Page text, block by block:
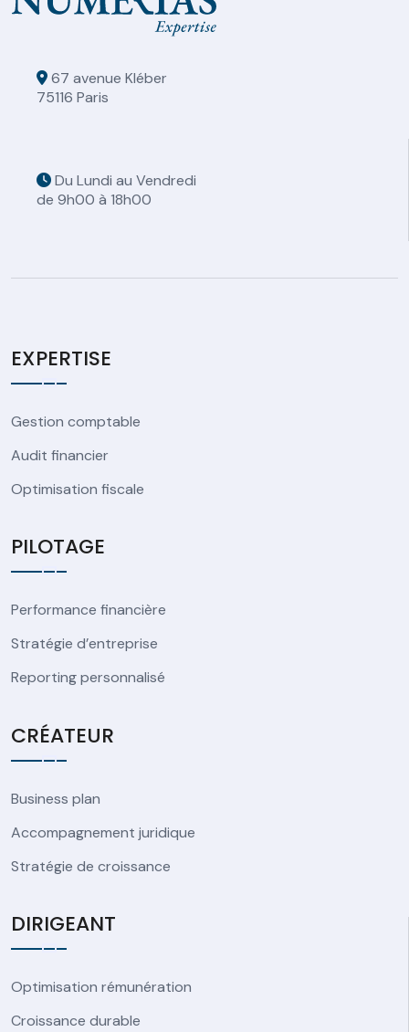
67 avenue Kléber
75116 Paris
Du Lundi au Vendredi
de 9h00 à 18h00
EXPERTISE
Gestion comptable
Audit financier
Optimisation fiscale
PILOTAGE
Performance financière
Stratégie d’entreprise
Reporting personnalisé
CRÉATEUR
Business plan
Accompagnement juridique
Stratégie de croissance
DIRIGEANT
Optimisation rémunération
Croissance durable